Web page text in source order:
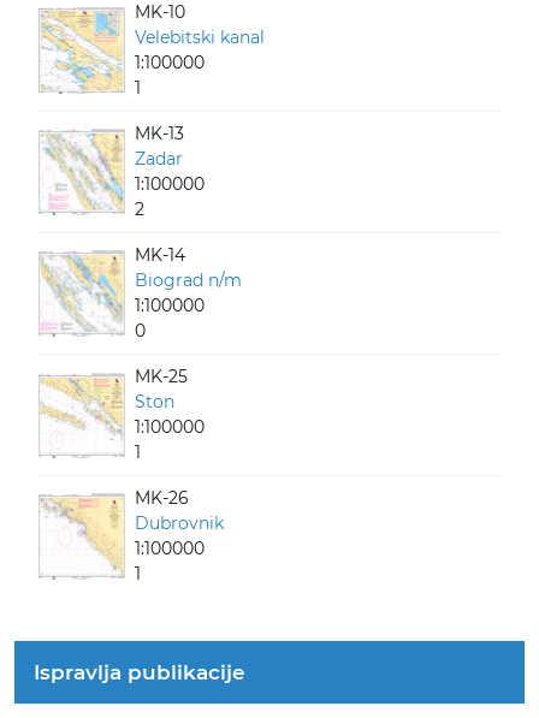
MK-10
Velebitski kanal
1:100000
1
MK-13
Zadar
1:100000
2
MK-14
Biograd n/m
1:100000
0
MK-25
Ston
1:100000
1
MK-26
Dubrovnik
1:100000
1
Ispravlja publikacije